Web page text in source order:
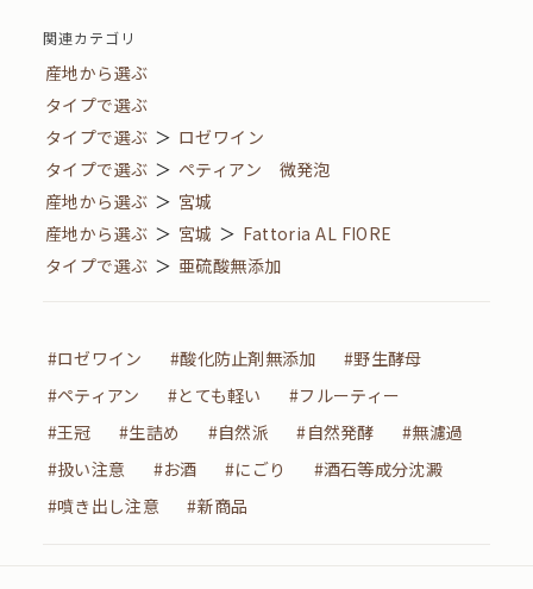
関連カテゴリ
産地から選ぶ
タイプで選ぶ
タイプで選ぶ ＞ ロゼワイン
タイプで選ぶ ＞ ペティアン 微発泡
産地から選ぶ ＞ 宮城
産地から選ぶ ＞ 宮城 ＞ Fattoria AL FIORE
タイプで選ぶ ＞ 亜硫酸無添加
#ロゼワイン #酸化防止剤無添加
#野生酵母
#ペティアン
#とても軽い
#フルーティー
#王冠
#生詰め #自然派 #自然発酵
#無濾過
#扱い注意
#お酒 #にごり
#酒石等成分沈澱
#噴き出し注意
#新商品